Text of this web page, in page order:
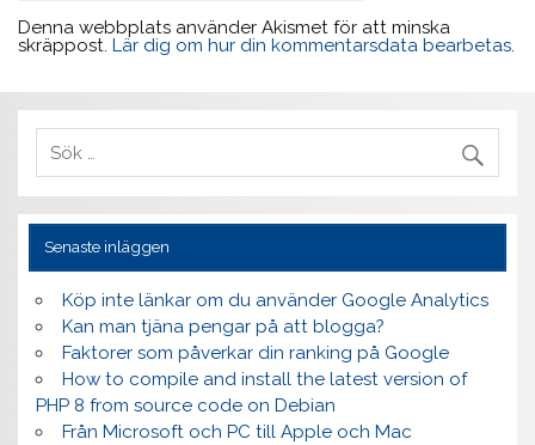
Denna webbplats använder Akismet för att minska
skräppost.Lär dig om hur din kommentarsdata bearbetas.
Senaste inläggen
Köp inte länkar om du använder Google Analytics
Kan man tjäna pengar på att blogga?
Faktorer som påverkar din ranking på Google
How to compile and install the latest version of
PHP 8 from source code on Debian
Från Microsoft och PC till Apple och Mac